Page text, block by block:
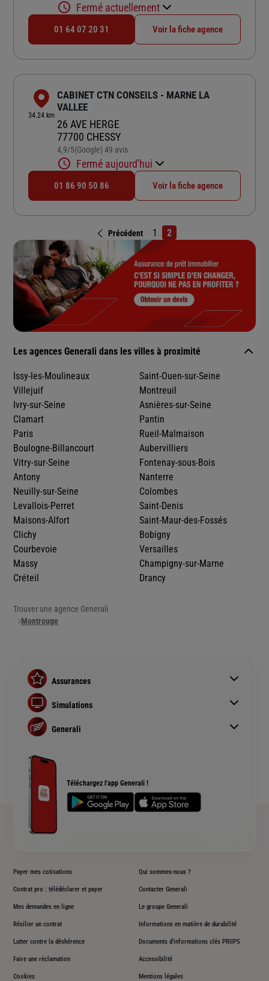
Fermé actuellement
01 64 07 20 31 Voir la fiche agence
34.24 km
CABINET CTN CONSEILS - MARNE LA
VALLEE
26 AVE HERGE
77700 CHESSY
4,9/5Note de 4.9 sur 5
(Google) 49 avis
Fermé aujourd'hui
01 86 90 50 86 Voir la fiche agence
Précédent 1 2
Les agences Generali dans les villes à proximité
Issy-les-Moulineaux
Villejuif
Ivry-sur-Seine
Clamart
Paris
Boulogne-Billancourt
Vitry-sur-Seine
Antony
Neuilly-sur-Seine
Levallois-Perret
Maisons-Alfort
Clichy
Courbevoie
Massy
Créteil
Saint-Ouen-sur-Seine
Montreuil
Asnières-sur-Seine
Pantin
Rueil-Malmaison
Aubervilliers
Fontenay-sous-Bois
Nanterre
Colombes
Saint-Denis
Saint-Maur-des-Fossés
Bobigny
Versailles
Champigny-sur-Marne
Drancy
Trouver une agence Generali
Montrouge
Téléchargez l'app Generali !
Assurances
Assurance auto
Assurance habitation
Assurance prêt immobilier
Complémentaire santé senior
Simulations
Simulation assurance auto
Devis assurance habitation
Devis assurance chien ou chat
Generali
Rendements fonds euros Generali
Accessibilité sourds et malentendants
Plan du site
Payer mes cotisations
Contrat pro : télédéclarer et payer
Mes demandes en ligne
Résilier un contrat
Lutter contre la déshérence
Faire une réclamation
Qui sommes-nous ?
Contacter Generali
Le groupe Generali
Informations en matière de durabilité
Documents d'informations clés PRIIPS
Accessibilité
Cookies Mentions légales